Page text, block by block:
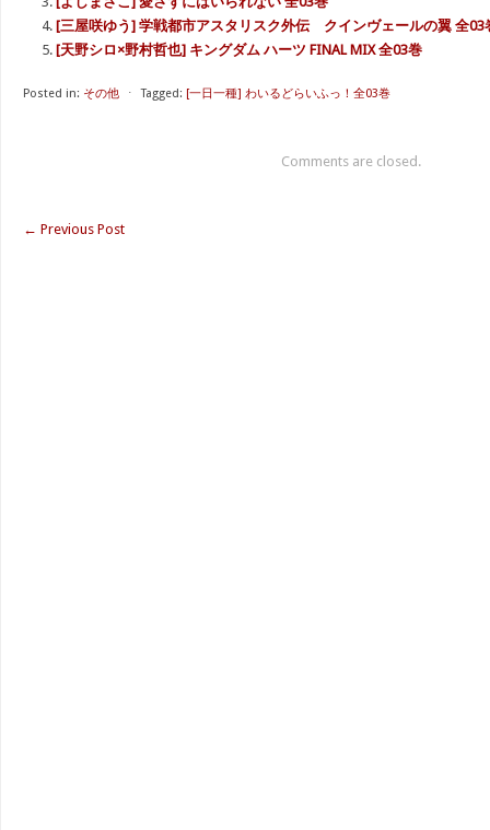
[三屋咲ゆう] 学戦都市アスタリスク外伝 クインヴェールの翼 全03
[天野シロ×野村哲也] キングダム ハーツ FINAL MIX 全03巻
Posted in: その他 ⋅ Tagged: [一日一種] わいるどらいふっ！全03巻
Comments are closed.
← Previous Post